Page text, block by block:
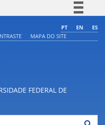
Comunica BR
PT EN
ES
MAPA DO SITE
FEDERAL DE